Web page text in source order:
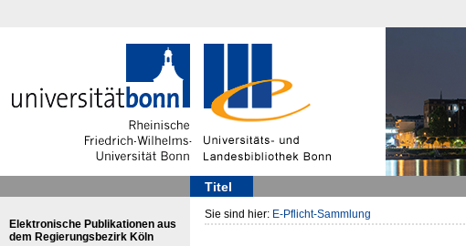
Titel
Elektronische Publikationen aus
dem Regierungsbezirk Köln
Sie sind hier: E-Pflicht-Sammlung